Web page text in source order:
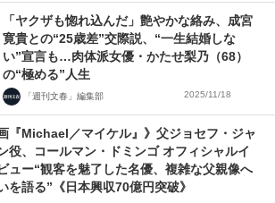
「ヤクザも惚れ込んだ」艶やかな絡み、成宮
寛貴との“25歳差”交際説、“一生結婚しな
い”宣言も…肉体派女優・かたせ梨乃（68）
の“極める”人生
「週刊文春」編集部 2025/11/18
画『Michael／マイケル』》父ジョセフ・ジャ
役、コールマン・ドミンゴ オフィシャルイ
ュー“観客を魅了した名優、複雑な父親像へ
を語る”《日本興収70億円突破》